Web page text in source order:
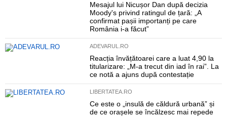
Mesajul lui Nicușor Dan după decizia
Moody's privind ratingul de țară: „A
confirmat pașii importanți pe care
România i-a făcut”
ADEVARUL.RO
Reacția învățătoarei care a luat 4,90 la
titularizare: „M-a trecut din iad în rai”. La
ce notă a ajuns după contestație
LIBERTATEA.RO
Ce este o „insulă de căldură urbană” și
de ce orașele se încălzesc mai repede